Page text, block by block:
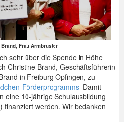
Frau Armbruster
sehr über die Spende in Höhe
Christine Brand, Geschäftsführerin
in Freiburg Opfingen, zu
Förderprogramms. Damit
eine 10-jährige Schulausbildung
finanziert werden. Wir bedanken